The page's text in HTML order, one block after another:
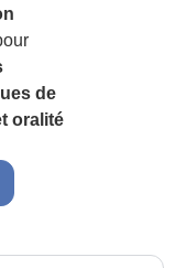
de
oralité